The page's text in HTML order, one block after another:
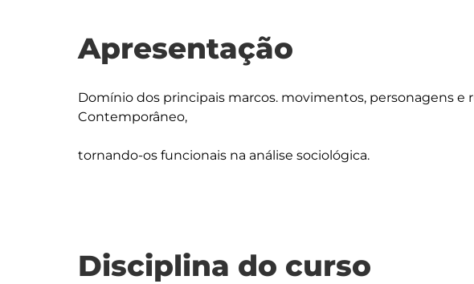
Apresentação
Domínio dos principais marcos. movimentos, personagens e
Contemporâneo,
Disciplina do curso